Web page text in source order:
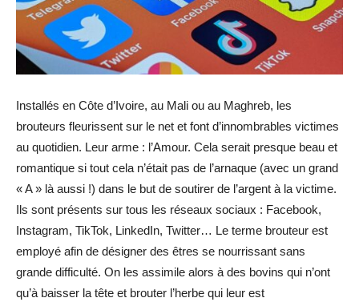
Installés en Côte d’Ivoire, au Mali ou au Maghreb, les
brouteurs fleurissent sur le net et font d’innombrables victimes
au quotidien. Leur arme : l’Amour. Cela serait presque beau et
romantique si tout cela n’était pas de l’arnaque (avec un grand
« A » là aussi !) dans le but de soutirer de l’argent à la victime.
Ils sont présents sur tous les réseaux sociaux : Facebook,
Instagram, TikTok, LinkedIn, Twitter… Le terme brouteur est
employé afin de désigner des êtres se nourrissant sans
grande difficulté. On les assimile alors à des bovins qui n’ont
qu’à baisser la tête et brouter l’herbe qui leur est